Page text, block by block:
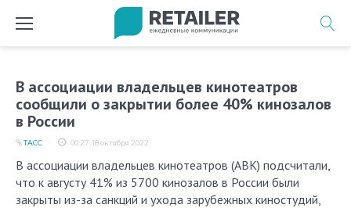
В ассоциации владельцев кинотеатров
сообщили о закрытии более 40% кинозалов
в России
00:27, 18 октября 2022
ТАСС
В ассоциации владельцев кинотеатров (АВК) подсчитали,
что к августу 41% из 5700 кинозалов в России были
закрыты из-за санкций и ухода зарубежных киностудий,